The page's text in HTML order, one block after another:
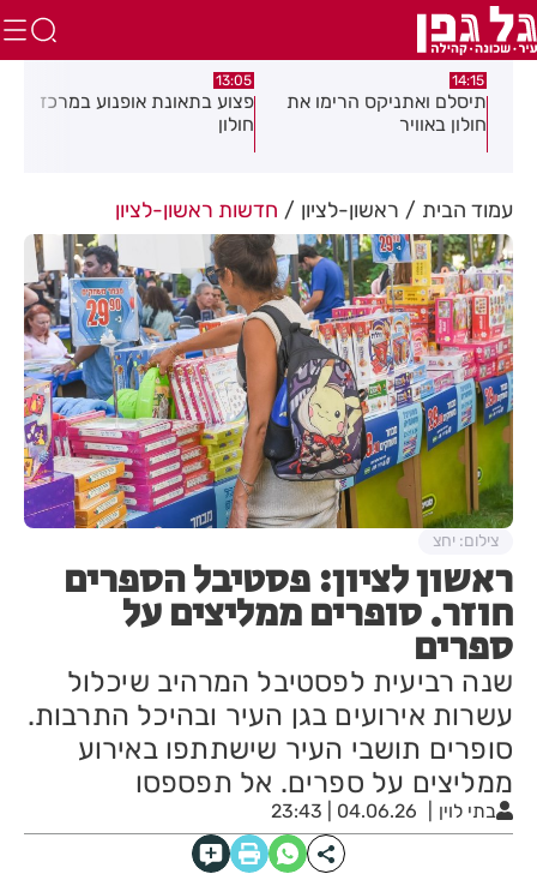
14:15
תיסלם ואתניקס הרימו את
חולון באוויר
13:05
פצוע בתאונת אופנוע במרכז
חולון
עמוד הבית ראשון-לציון חדשות ראשון-לציון
ראשון לציון: פסטיבל הספרים
חוזר. סופרים ממליצים על
ספרים
שנה רביעית לפסטיבל המרהיב שיכלול
עשרות אירועים בגן העיר ובהיכל התרבות.
סופרים תושבי העיר שישתתפו באירוע
ממליצים על ספרים. אל תפספסו
בתי לוין 04.06.26 | 23:43
צילום: יחצ